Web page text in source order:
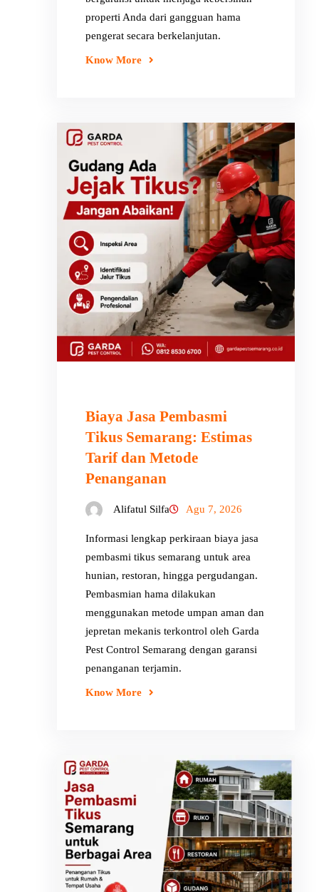
properti Anda dari gangguan hama
pengerat secara berkelanjutan.
Know More
Biaya Jasa Pembasmi
Tikus Semarang: Estimas
Tarif dan Metode
Penanganan
Alifatul Silfa Agu 7, 2026
Informasi lengkap perkiraan biaya jasa
pembasmi tikus semarang untuk area
hunian, restoran, hingga pergudangan.
Pembasmian hama dilakukan
menggunakan metode umpan aman dan
jepretan mekanis terkontrol oleh Garda
Pest Control Semarang dengan garansi
penanganan terjamin.
Know More